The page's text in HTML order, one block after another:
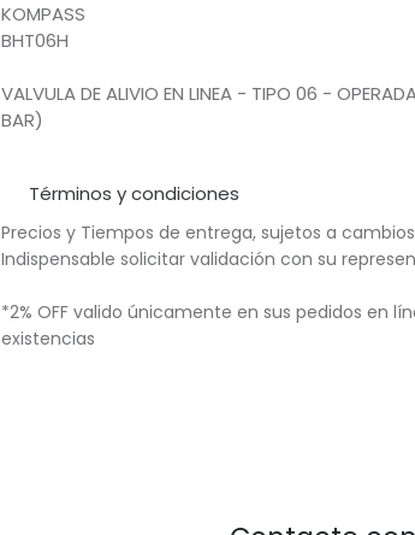
KOMPASS
BHT06H
VALVULA DE ALIVIO EN LINEA - TIPO 06 -
BAR)
Términos y condiciones
Precios y Tiempos de entrega, sujetos a
Indispensable solicitar validación con su
*2% OFF valido únicamente en sus pedidos en
existencias